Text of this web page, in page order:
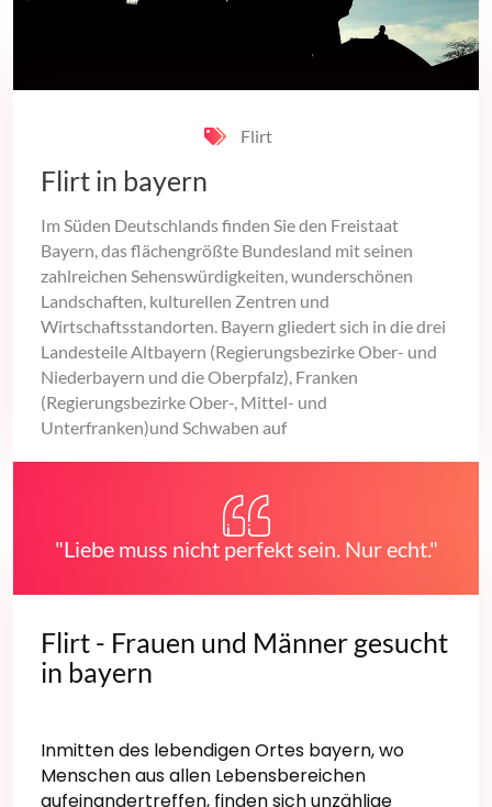
Flirt
Flirt in bayern
Im Süden Deutschlands finden Sie den Freistaat
Bayern, das flächengrößte Bundesland mit seinen
zahlreichen Sehenswürdigkeiten, wunderschönen
Landschaften, kulturellen Zentren und
Wirtschaftsstandorten. Bayern gliedert sich in die drei
Landesteile Altbayern (Regierungsbezirke Ober- und
Niederbayern und die Oberpfalz), Franken
(Regierungsbezirke Ober-, Mittel- und
Unterfranken)und Schwaben auf
"Liebe muss nicht perfekt sein. Nur echt."
Flirt - Frauen und Männer gesucht
in bayern
Inmitten des lebendigen Ortes bayern, wo
Menschen aus allen Lebensbereichen
aufeinandertreffen, finden sich unzählige